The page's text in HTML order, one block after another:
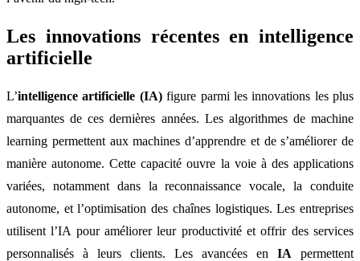
Les innovations récentes en intelligence
artificielle
L’intelligence artificielle (IA)figure parmi les innovations les plus
marquantes de ces dernières années. Les algorithmes de machine
learning permettent aux machines d’apprendre et de s’améliorer de
manière autonome. Cette capacité ouvre la voie à des applications
variées, notamment dans la reconnaissance vocale, la conduite
autonome, et l’optimisation des chaînes logistiques. Les entreprises
utilisent l’IA pour améliorer leur productivité et offrir des services
personnalisés à leurs clients. Les avancées en IA permettent